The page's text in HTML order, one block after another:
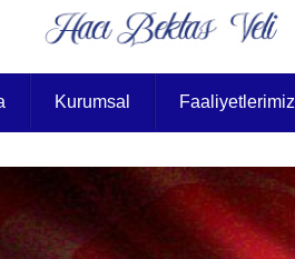
Kurumsal Faaliyetlerimiz